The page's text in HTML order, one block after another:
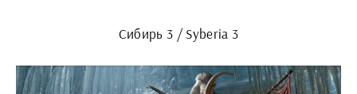
Сибирь 3 / Syberia 3